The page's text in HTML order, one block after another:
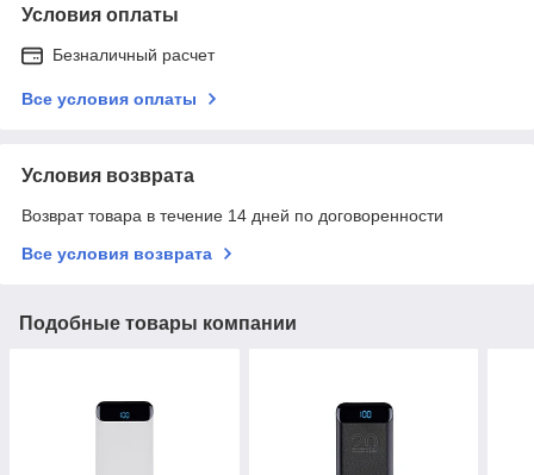
Условия оплаты
Безналичный расчет
Все условия оплаты
Условия возврата
Возврат товара в течение 14 дней по договоренности
Все условия возврата
Подобные товары компании